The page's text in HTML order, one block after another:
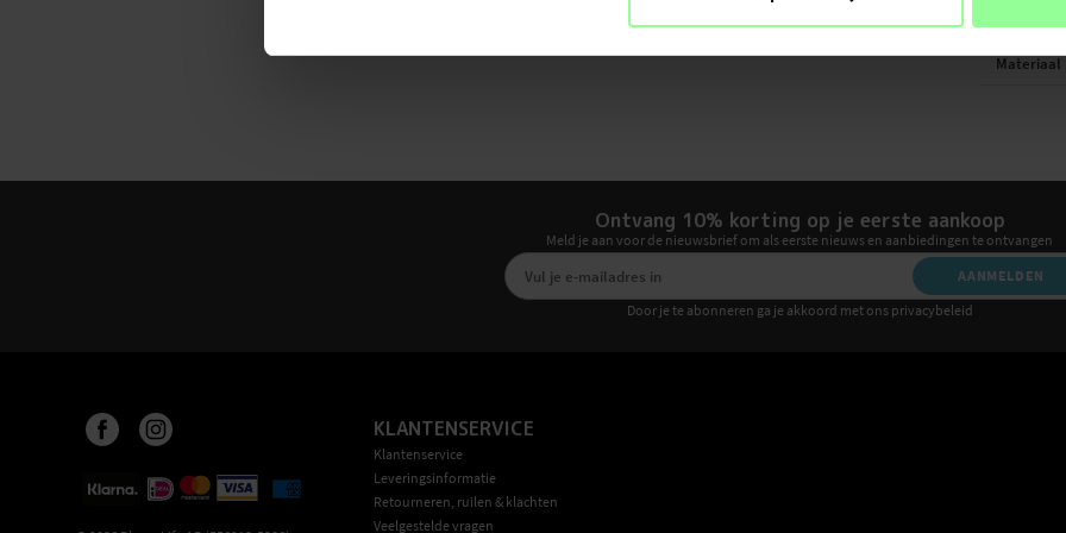
Kleur
Materiaal
Ontvang 10% korting op je eerste aankoop
Meld je aan voor de nieuwsbrief om als eerste nieuws en aanbiedingen te ontvangen
AANMELDEN
Door je te abonneren ga je akkoord met ons privacybeleid
KLANTENSERVICE
Klantenservice
Leveringsinformatie
Retourneren, ruilen & klachten
Veelgestelde vragen